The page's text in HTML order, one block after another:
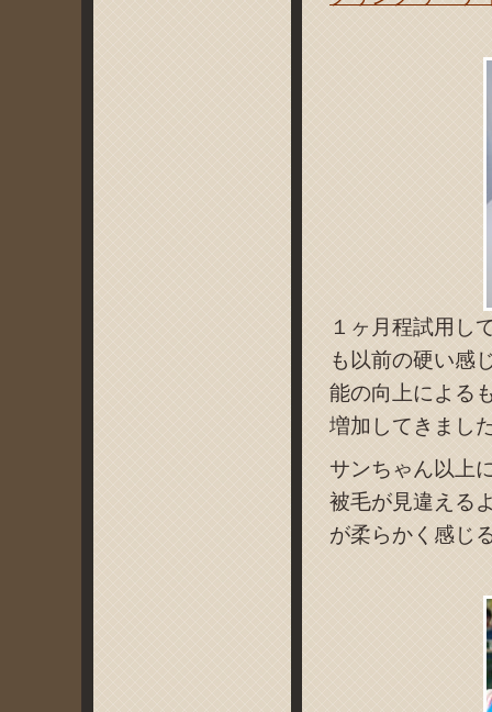
１ヶ月程試用し
も以前の硬い感
能の向上による
増加してきまし
サンちゃん以上
被毛が見違える
が柔らかく感じ